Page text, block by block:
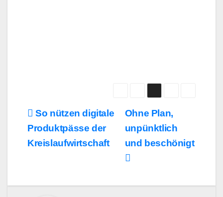
Beitragsnavigation
Ohne Plan,
unpünktlich
und beschönigt
So nützen digitale
Produktpässe der
Kreislaufwirtschaft